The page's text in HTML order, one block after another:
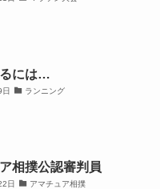
には…
ランニング
相撲公認審判員
日 アマチュア相撲